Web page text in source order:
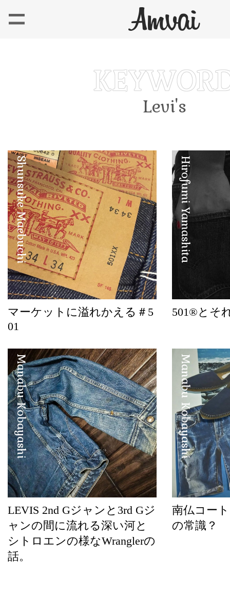
Levi's
Shunsuke Maebuchi
マーケットに溢れかえる＃5
01
Hirofumi Yamashita
501®とそ
Manabu Kobayashi
LEVIS 2nd Gジャンと3rd Gジ
ャンの間に流れる深い河と
シトロエンの様なWranglerの
話。
Manabu Kobayashi
南仏コー
の常識？